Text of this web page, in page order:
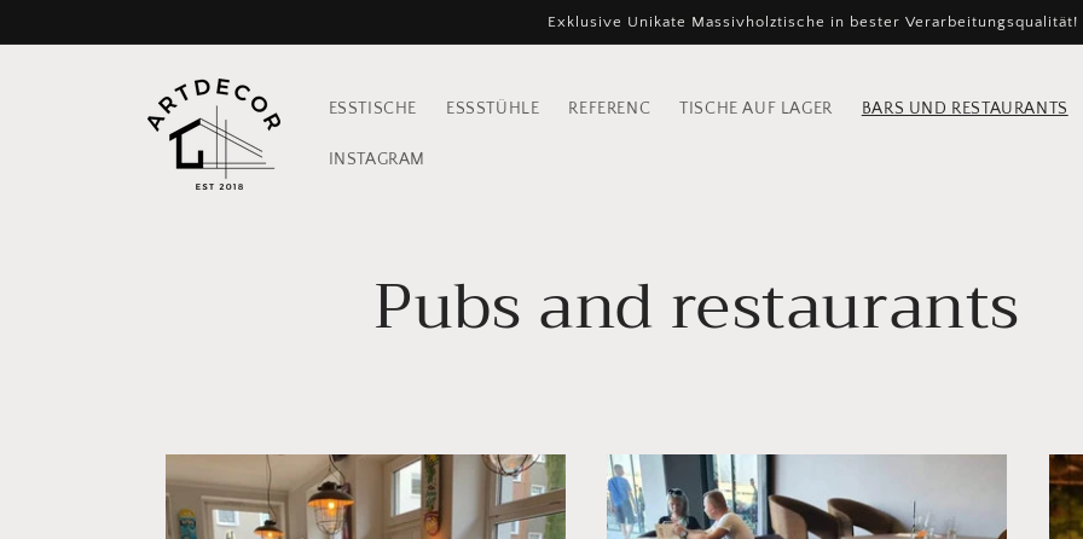
Inhalt
Exklusive Unikate Massivholztische in bester Verarbeitungsqualität!
ESSTISCHE ESSSTÜHLE REFERENC TISCHE AUF LAGER BARS UND RESTAURANTS
INSTAGRAM
Pubs and restaurants